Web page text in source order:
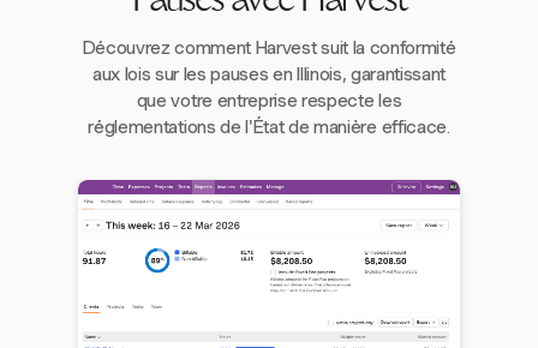
Découvrez comment Harvest suit la conformité
aux lois sur les pauses en Illinois, garantissant
que votre entreprise respecte les
réglementations de l'État de manière efficace.